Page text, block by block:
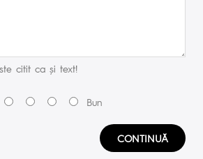
citit ca şi text!
Bun
CONTINUĂ